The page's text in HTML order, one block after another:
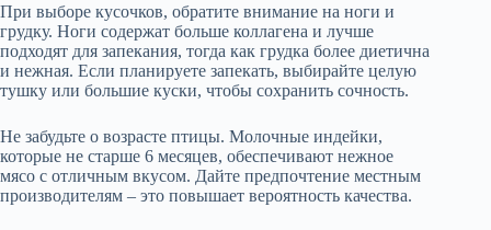
При выборе кусочков, обратите внимание на ноги и
грудку. Ноги содержат больше коллагена и лучше
подходят для запекания, тогда как грудка более диетична
и нежная. Если планируете запекать, выбирайте целую
тушку или большие куски, чтобы сохранить сочность.
Не забудьте о возрасте птицы. Молочные индейки,
которые не старше 6 месяцев, обеспечивают нежное
мясо с отличным вкусом. Дайте предпочтение местным
производителям – это повышает вероятность качества.